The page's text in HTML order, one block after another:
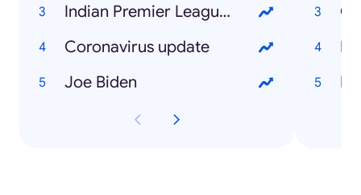
Indian Premier League (IPL)
Coronavirus update
Joe Biden